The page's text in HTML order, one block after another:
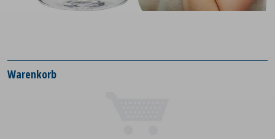
Warenkorb